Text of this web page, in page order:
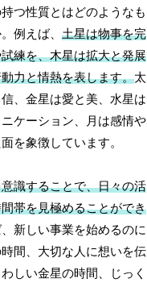
つ性質とはどのようなも
例えば、土星は物事を完
練を、木星は拡大と発展
力と情熱を表します。太
、金星は愛と美、水星は
ケーション、月は感情や
を象徴しています。
識することで、日々の活
帯を見極めることができ
新しい事業を始めるのに
間、大切な人に想いを伝
しい金星の時間、じっく